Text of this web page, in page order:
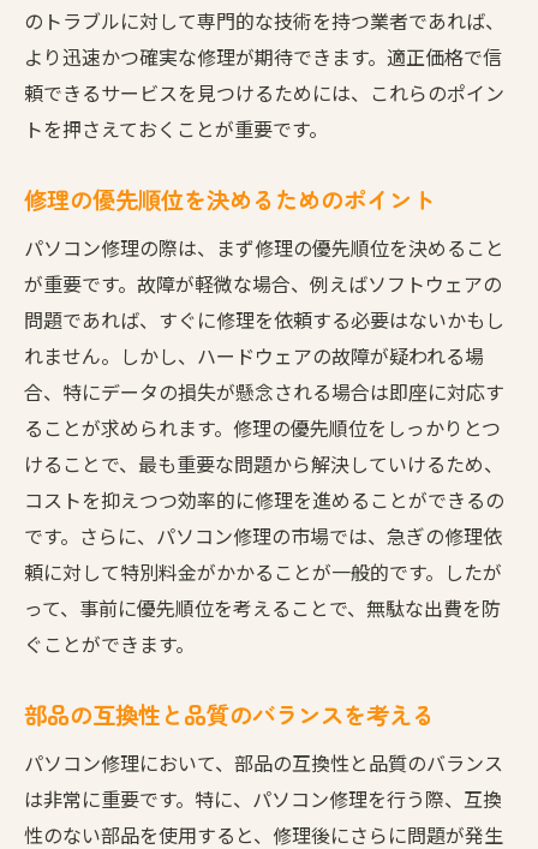
のトラブルに対して専門的な技術を持つ業者であれば、
より迅速かつ確実な修理が期待できます。適正価格で信
頼できるサービスを見つけるためには、これらのポイン
トを押さえておくことが重要です。
修理の優先順位を決めるためのポイント
パソコン修理の際は、まず修理の優先順位を決めること
が重要です。故障が軽微な場合、例えばソフトウェアの
問題であれば、すぐに修理を依頼する必要はないかもし
れません。しかし、ハードウェアの故障が疑われる場
合、特にデータの損失が懸念される場合は即座に対応す
ることが求められます。修理の優先順位をしっかりとつ
けることで、最も重要な問題から解決していけるため、
コストを抑えつつ効率的に修理を進めることができるの
です。さらに、パソコン修理の市場では、急ぎの修理依
頼に対して特別料金がかかることが一般的です。したが
って、事前に優先順位を考えることで、無駄な出費を防
ぐことができます。
部品の互換性と品質のバランスを考える
パソコン修理において、部品の互換性と品質のバランス
は非常に重要です。特に、パソコン修理を行う際、互換
性のない部品を使用すると、修理後にさらに問題が発生